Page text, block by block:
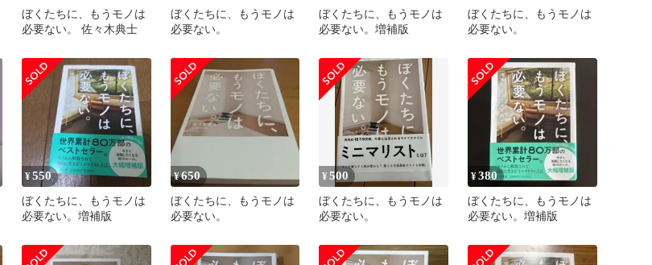
ぼくたちに、もうモノは
必要ない。 佐々木典士
ぼくたちに、もうモノは
必要ない。
ぼくたちに、もうモノは
必要ない。増補版
ぼくたちに、もうモノは
必要ない。
¥550
ぼくたちに、もうモノは
必要ない。増補版
¥650
ぼくたちに、もうモノは
必要ない。
¥500
ぼくたちに、もうモノは
必要ない。
¥380
ぼくたちに、もうモノは
必要ない。増補版